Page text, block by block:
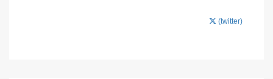
(twitter)